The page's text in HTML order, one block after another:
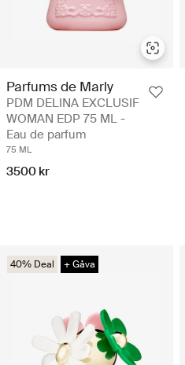
Parfums de Marly
PDM DELINA EXCLUSIF
WOMAN EDP 75 ML -
Eau de parfum
75 ML
3500 kr
40% Deal + Gåva